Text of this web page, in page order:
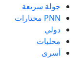
جولة سريعة
PNN مختارات
دولي
محليات
أسرى